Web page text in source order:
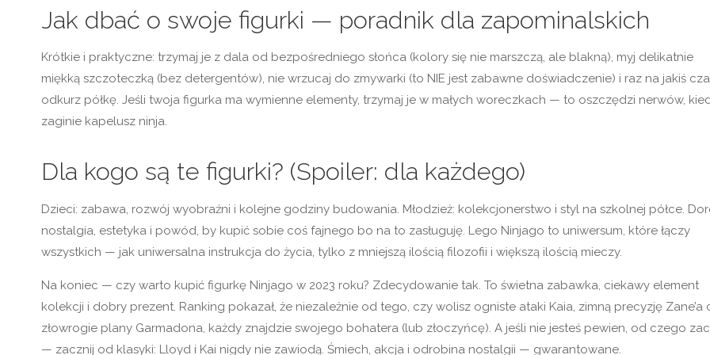
Jak dbać o swoje figurki — poradnik dla zapominalskich
Krótkie i praktyczne: trzymaj je z dala od bezpośredniego słońca (kolory się nie marszczą, ale blakną), myj delikatnie
miękką szczoteczką (bez detergentów), nie wrzucaj do zmywarki (to NIE jest zabawne doświadczenie) i raz na jakiś
odkurz półkę. Jeśli twoja figurka ma wymienne elementy, trzymaj je w małych woreczkach — to oszczędzi nerwów,
zaginie kapelusz ninja.
Dla kogo są te figurki? (Spoiler: dla każdego)
Dzieci: zabawa, rozwój wyobraźni i kolejne godziny budowania. Młodzież: kolekcjonerstwo i styl na szkolnej półce.
nostalgia, estetyka i powód, by kupić sobie coś fajnego bo na to zasługuję. Lego Ninjago to uniwersum, które łączy
wszystkich — jak uniwersalna instrukcja do życia, tylko z mniejszą ilością filozofii i większą ilością mieczy.
Na koniec — czy warto kupić figurkę Ninjago w 2023 roku? Zdecydowanie tak. To świetna zabawka, ciekawy element
kolekcji i dobry prezent. Ranking pokazał, że niezależnie od tego, czy wolisz ogniste ataki Kaia, zimną precyzję Zane’a
złowrogie plany Garmadona, każdy znajdzie swojego bohatera (lub złoczyńcę). A jeśli nie jesteś pewien, od czego
— zacznij od klasyki: Lloyd i Kai nigdy nie zawiodą. Śmiech, akcja i odrobina nostalgii — gwarantowane.